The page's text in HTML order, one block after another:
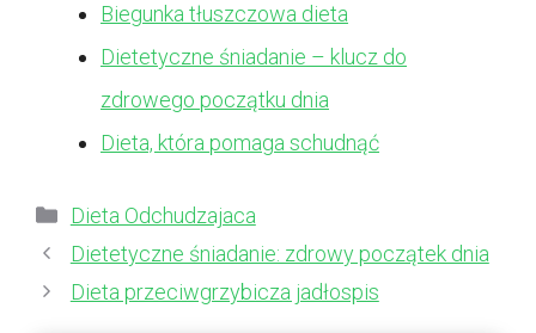
Biegunka tłuszczowa dieta
Dietetyczne śniadanie – klucz do
zdrowego początku dnia
Dieta, która pomaga schudnąć
Kategorie
Dieta Odchudzajaca
Dietetyczne śniadanie: zdrowy początek dnia
Dieta przeciwgrzybicza jadłospis